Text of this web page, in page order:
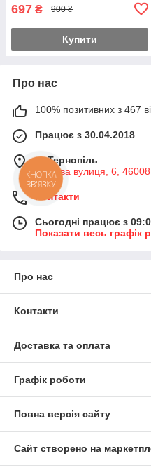
697 ₴ 900 ₴
Купити
Про нас
100% позитивних з 467
Працює з 30.04.2018
м. Тернопіль
Медова вулиця, 6,
Контакти
Сьогодні працює з
Показати весь графік
Про нас
Контакти
Доставка та оплата
Графік роботи
Повна версія сайту
Сайт створено на
КНОПКА
ЗВ'ЯЗКУ